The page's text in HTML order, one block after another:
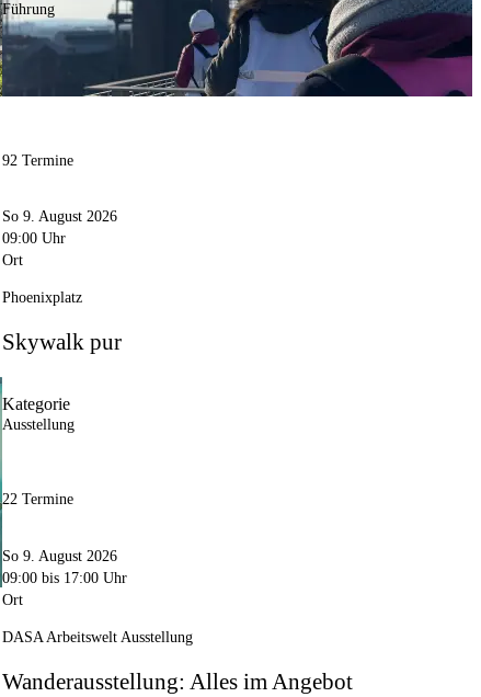
Führung
92 Termine
So 9. August 2026
09:00 Uhr
Ort
Phoenixplatz
Skywalk pur
Kategorie
Ausstellung
22 Termine
So 9. August 2026
09:00bis 17:00 Uhr
Ort
DASA Arbeitswelt Ausstellung
Wanderausstellung: Alles im Angebot